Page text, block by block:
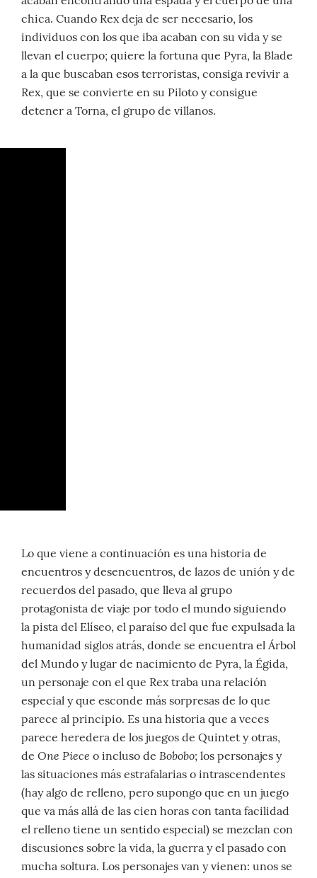
chica. Cuando Rex deja de ser necesario, los
individuos con los que iba acaban con su vida y se
llevan el cuerpo; quiere la fortuna que Pyra, la Blade
a la que buscaban esos terroristas, consiga revivir a
Rex, que se convierte en su Piloto y consigue
detener a Torna, el grupo de villanos.
Lo que viene a continuación es una historia de
encuentros y desencuentros, de lazos de unión y de
recuerdos del pasado, que lleva al grupo
protagonista de viaje por todo el mundo siguiendo
la pista del Elíseo, el paraíso del que fue expulsada la
humanidad siglos atrás, donde se encuentra el Árbol
del Mundo y lugar de nacimiento de Pyra, la Égida,
un personaje con el que Rex traba una relación
especial y que esconde más sorpresas de lo que
parece al principio. Es una historia que a veces
parece heredera de los juegos de Quintet y otras,
de One Piece o incluso de Bobobo; los personajes y
las situaciones más estrafalarias o intrascendentes
(hay algo de relleno, pero supongo que en un juego
que va más allá de las cien horas con tanta facilidad
el relleno tiene un sentido especial) se mezclan con
discusiones sobre la vida, la guerra y el pasado con
mucha soltura. Los personajes van y vienen: unos se